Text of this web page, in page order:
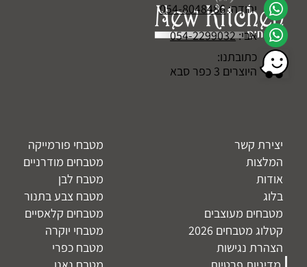
יהודה:054-8048486
אבי:054-2299032
כתובתנו:
היוצרים 3 כפר סבא
יצירת קשר
המלצות
אודות
בלוג
מטבחים מעוצבים
קטלוג מטבחים 2026
הצהרת נגישות
מטבחי פורמייקה
מטבחים מודרניים
מטבח לבן
מטבח צבע בתנור
מטבחים קלאסיים
מטבחי יוקרה
מטבח כפרי